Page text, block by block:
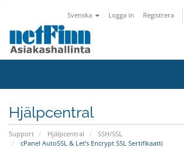
Svenska Logga in Registrera
Hjälpcentral
Support Hjälpcentral
SSH/SSL
cPanel AutoSSL & Let’s Encrypt SSL Sertifikaatti